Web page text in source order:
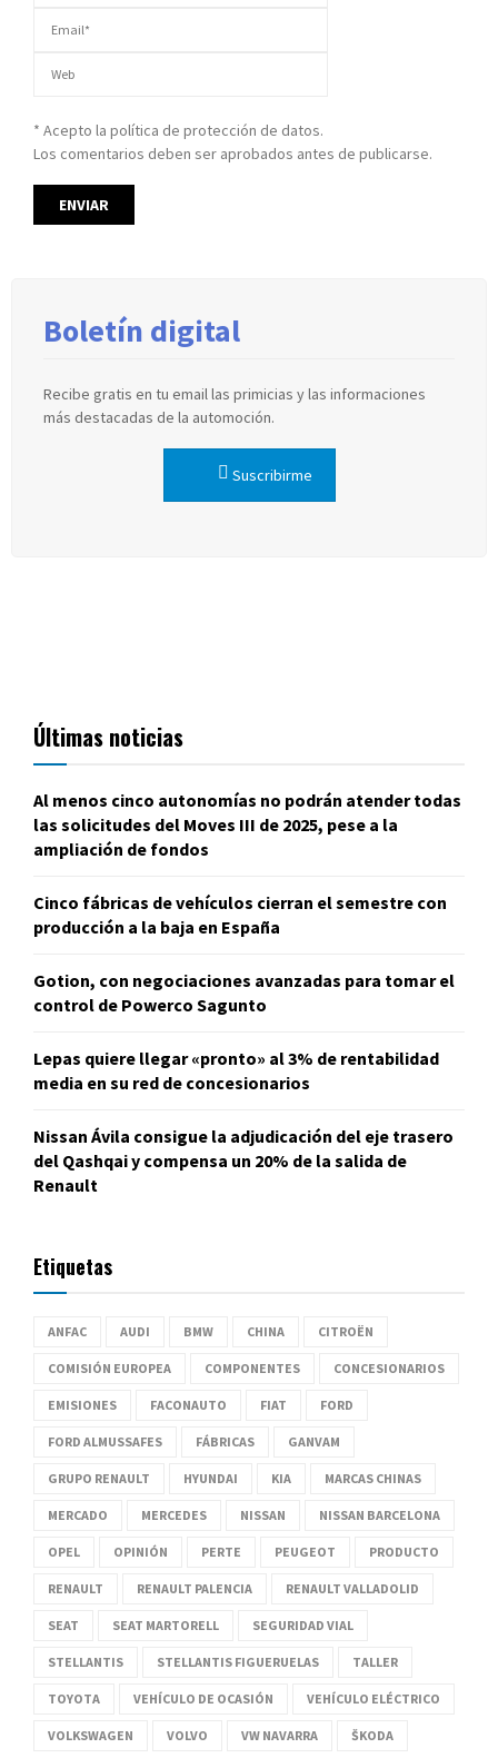
* Acepto la política de protección de datos.
Los comentarios deben ser aprobados antes de publicarse.
Boletín digital
Recibe gratis en tu email las primicias y las informaciones
más destacadas de la automoción.
Suscribirme
Últimas noticias
Al menos cinco autonomías no podrán atender todas
las solicitudes del Moves III de 2025, pese a la
ampliación de fondos
Cinco fábricas de vehículos cierran el semestre con
producción a la baja en España
Gotion, con negociaciones avanzadas para tomar el
control de Powerco Sagunto
Lepas quiere llegar «pronto» al 3% de rentabilidad
media en su red de concesionarios
Nissan Ávila consigue la adjudicación del eje trasero
del Qashqai y compensa un 20% de la salida de
Renault
Etiquetas
ANFAC AUDI BMW CHINA CITROËN
COMISIÓN EUROPEA COMPONENTES CONCESIONARIOS
EMISIONES FACONAUTO FIAT FORD
FORD ALMUSSAFES FÁBRICAS GANVAM
GRUPO RENAULT HYUNDAI KIA MARCAS CHINAS
MERCADO MERCEDES NISSAN NISSAN BARCELONA
OPEL OPINIÓN PERTE PEUGEOT PRODUCTO
RENAULT RENAULT PALENCIA RENAULT VALLADOLID
SEAT SEAT MARTORELL SEGURIDAD VIAL
STELLANTIS STELLANTIS FIGUERUELAS TALLER
TOYOTA VEHÍCULO DE OCASIÓN VEHÍCULO ELÉCTRICO
VOLKSWAGEN VOLVO VW NAVARRA ŠKODA